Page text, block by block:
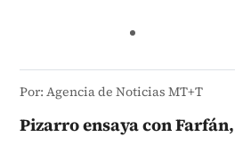
Por: Agencia de Noticias MT+T
Pizarro ensaya con